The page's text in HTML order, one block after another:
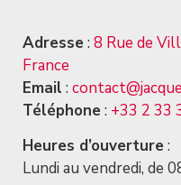
Adresse: 8 Rue de
France
Email :
Téléphone: +33 2 33
Heures d’ouverture:
Lundi au vendredi, de